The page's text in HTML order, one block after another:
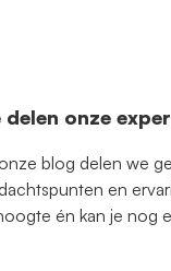
delen onze
blog delen we
en
én kan je nog